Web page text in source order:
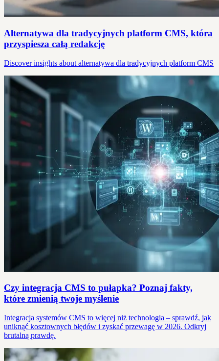
Alternatywa dla tradycyjnych platform CMS, która
przyspiesza całą redakcję
Discover insights about alternatywa dla tradycyjnych platform CMS
Czy integracja CMS to pułapka? Poznaj fakty,
które zmienią twoje myślenie
Integracja systemów CMS to więcej niż technologia – sprawdź, jak
uniknąć kosztownych błędów i zyskać przewagę w 2026. Odkryj
brutalną prawdę.